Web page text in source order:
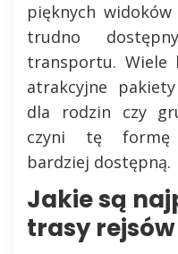
pięknych
trudno
transportu. Wiele
atrakcyjne
dla rodzin czy
czyni tę formę
bardziej dostępną.
Jakie są
trasy